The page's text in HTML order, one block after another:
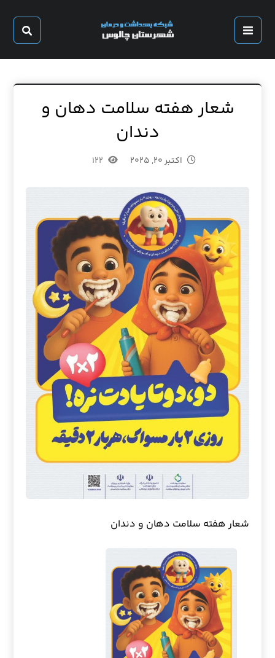
شعار هفته سلامت دهان و
دندان
اکتبر ۲۰, ۲۰۲۵ ۱۲۲
شعار هفته سلامت دهان و دندان